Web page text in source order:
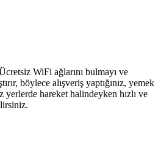
WiFi ağlarını bulmayı ve
böylece alışveriş yaptığınız, yemek
hareket halindeyken hızlı ve